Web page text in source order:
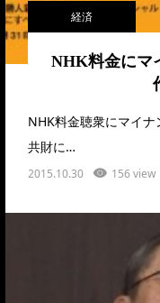
経済
NHK料金にマ
NHK料金聴衆にマイ
共財に…
2015.10.30 156 view